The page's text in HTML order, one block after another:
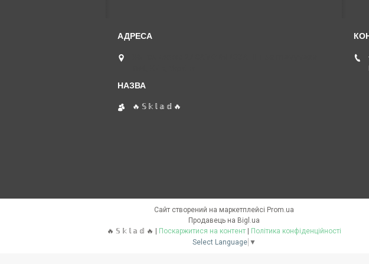
🔥 𝕊 𝕜 𝕝 𝕒 𝕕 🔥
Сайт створений на маркетплейсі Prom.ua
Продавець на Bigl.ua
Поскаржитися на контент
Політика конфіденційності
Select Language ▼